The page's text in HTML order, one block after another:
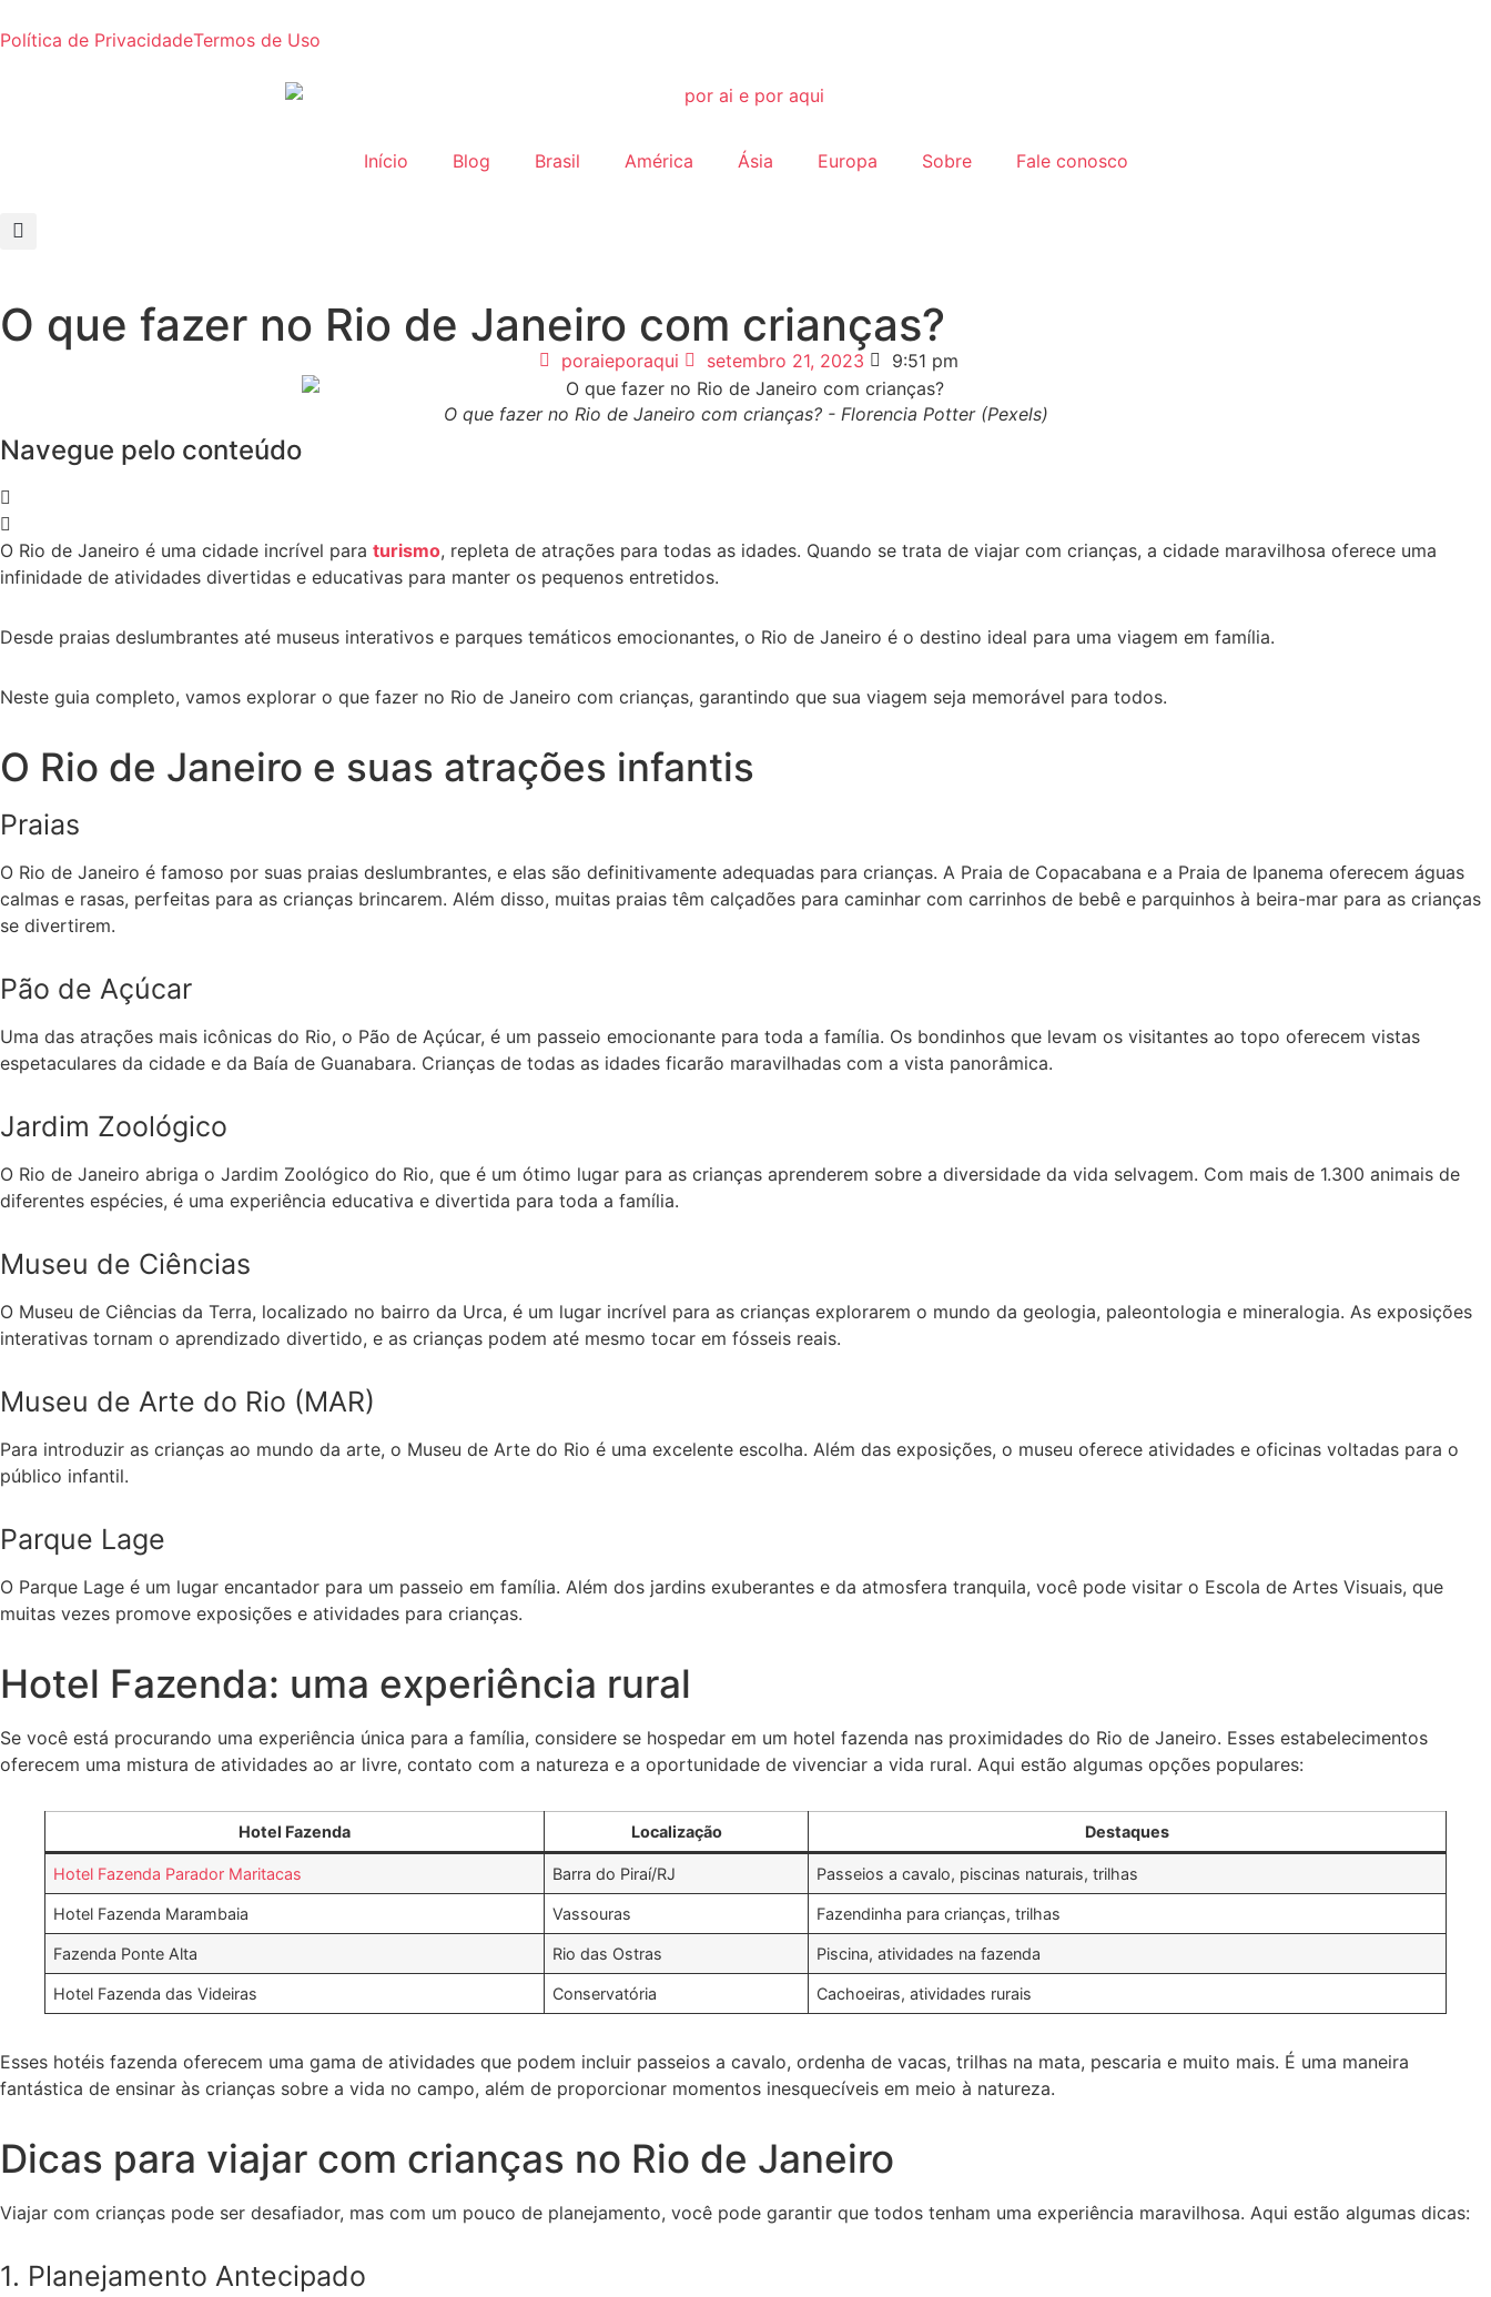
Política de PrivacidadeTermos de Uso
Início Blog Brasil América Ásia Europa Sobre Fale conosco
O que fazer no Rio de Janeiro com crianças?
poraieporaqui setembro 21, 2023 9:51 pm
O que fazer no Rio de Janeiro com crianças? - Florencia Potter (Pexels)
Navegue pelo conteúdo
O Rio de Janeiro é uma cidade incrível para turismo, repleta de atrações para todas as idades. Quando se trata de viajar com crianças, a cidade maravilhosa oferece uma
infinidade de atividades divertidas e educativas para manter os pequenos entretidos.
Desde praias deslumbrantes até museus interativos e parques temáticos emocionantes, o Rio de Janeiro é o destino ideal para uma viagem em família.
Neste guia completo, vamos explorar o que fazer no Rio de Janeiro com crianças, garantindo que sua viagem seja memorável para todos.
O Rio de Janeiro e suas atrações infantis
Praias
O Rio de Janeiro é famoso por suas praias deslumbrantes, e elas são definitivamente adequadas para crianças. A Praia de Copacabana e a Praia de Ipanema oferecem águas
calmas e rasas, perfeitas para as crianças brincarem. Além disso, muitas praias têm calçadões para caminhar com carrinhos de bebê e parquinhos à beira-mar para as crianças
se divertirem.
Pão de Açúcar
Uma das atrações mais icônicas do Rio, o Pão de Açúcar, é um passeio emocionante para toda a família. Os bondinhos que levam os visitantes ao topo oferecem vistas
espetaculares da cidade e da Baía de Guanabara. Crianças de todas as idades ficarão maravilhadas com a vista panorâmica.
Jardim Zoológico
O Rio de Janeiro abriga o Jardim Zoológico do Rio, que é um ótimo lugar para as crianças aprenderem sobre a diversidade da vida selvagem. Com mais de 1.300 animais de
diferentes espécies, é uma experiência educativa e divertida para toda a família.
Museu de Ciências
O Museu de Ciências da Terra, localizado no bairro da Urca, é um lugar incrível para as crianças explorarem o mundo da geologia, paleontologia e mineralogia. As exposições
interativas tornam o aprendizado divertido, e as crianças podem até mesmo tocar em fósseis reais.
Museu de Arte do Rio (MAR)
Para introduzir as crianças ao mundo da arte, o Museu de Arte do Rio é uma excelente escolha. Além das exposições, o museu oferece atividades e oficinas voltadas para o
público infantil.
Parque Lage
O Parque Lage é um lugar encantador para um passeio em família. Além dos jardins exuberantes e da atmosfera tranquila, você pode visitar o Escola de Artes Visuais, que
muitas vezes promove exposições e atividades para crianças.
Hotel Fazenda: uma experiência rural
Se você está procurando uma experiência única para a família, considere se hospedar em um hotel fazenda nas proximidades do Rio de Janeiro. Esses estabelecimentos
oferecem uma mistura de atividades ao ar livre, contato com a natureza e a oportunidade de vivenciar a vida rural. Aqui estão algumas opções populares:
Hotel Fazenda Localização Destaques
Hotel Fazenda Parador Maritacas Barra do Piraí/RJ Passeios a cavalo, piscinas naturais, trilhas
Hotel Fazenda Marambaia Vassouras Fazendinha para crianças, trilhas
Fazenda Ponte Alta Rio das Ostras Piscina, atividades na fazenda
Hotel Fazenda das Videiras Conservatória Cachoeiras, atividades rurais
Esses hotéis fazenda oferecem uma gama de atividades que podem incluir passeios a cavalo, ordenha de vacas, trilhas na mata, pescaria e muito mais. É uma maneira
fantástica de ensinar às crianças sobre a vida no campo, além de proporcionar momentos inesquecíveis em meio à natureza.
Dicas para viajar com crianças no Rio de Janeiro
Viajar com crianças pode ser desafiador, mas com um pouco de planejamento, você pode garantir que todos tenham uma experiência maravilhosa. Aqui estão algumas dicas:
1. Planejamento Antecipado